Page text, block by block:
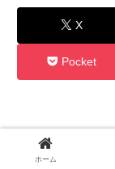
X
Pocket
ホーム